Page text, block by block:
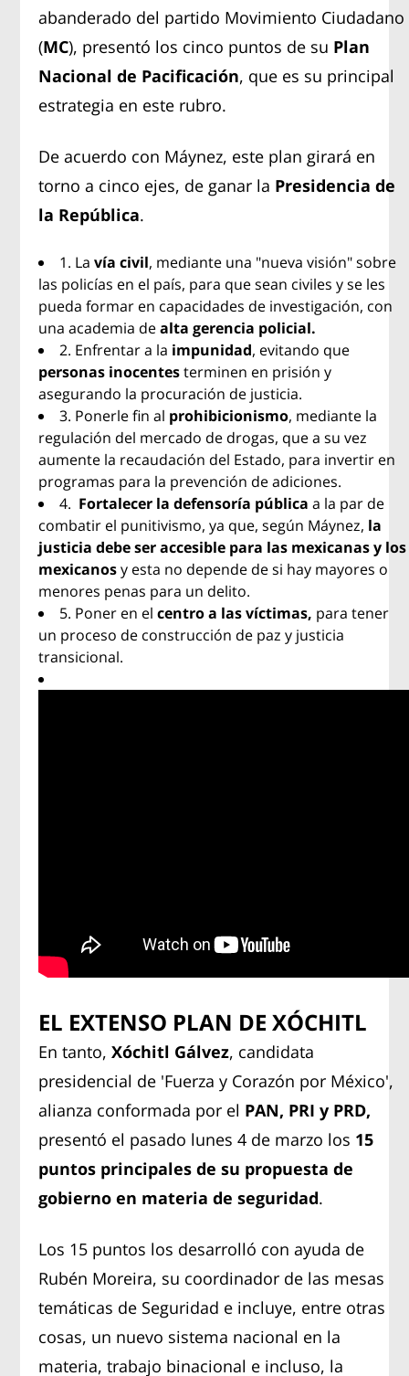
abanderado del partido Movimiento Ciudadano
(MC), presentó los cinco puntos de su Plan
Nacional de Pacificación, que es su principal
estrategia en este rubro.
De acuerdo con Máynez, este plan girará en
torno a cinco ejes, de ganar la Presidencia de
la República.
1. Lavía civil, mediante una "nueva visión" sobre
las policías en el país, para que sean civiles y se les
pueda formar en capacidades de investigación, con
una academia dealta gerencia policial.
2. Enfrentar a la impunidad, evitando que
personas inocentesterminen en prisión y
asegurando la procuración de justicia.
3. Ponerle fin al prohibicionismo, mediante la
regulación del mercado de drogas, que a su vez
aumente la recaudación del Estado, para invertir en
programas para la prevención de adiciones.
4. Fortalecer la defensoría pública a la par de
combatir el punitivismo, ya que, según Máynez, la
justicia debe ser accesible para las mexicanas y los
mexicanosy esta no depende de si hay mayores o
menores penas para un delito.
5. Poner en elcentro a las víctimas, para tener
un proceso de construcción de paz y justicia
transicional.
EL EXTENSO PLAN DE XÓCHITL
En tanto,Xóchitl Gálvez, candidata
presidencial de 'Fuerza y Corazón por México',
alianza conformada por el PAN, PRI y PRD,
presentó el pasado lunes 4 de marzo los 15
puntos principales de su propuesta de
gobierno en materia de seguridad.
Los 15 puntos los desarrolló con ayuda de
Rubén Moreira, su coordinador de las mesas
temáticas de Seguridad e incluye, entre otras
cosas, un nuevo sistema nacional en la
materia, trabajo binacional e incluso, la